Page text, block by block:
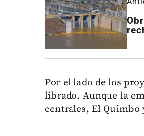
Por el lado de los
librado. Aunque la
centrales, El